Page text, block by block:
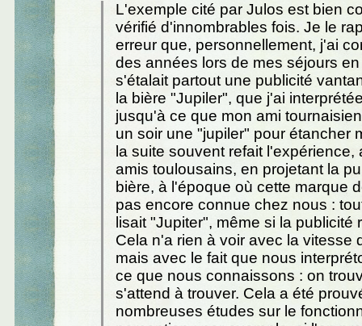
L'exemple cité par Julos est bien
vérifié d'innombrables fois. Je le
erreur que, personnellement, j'ai
des années lors de mes séjours
s'étalait partout une publicité
la bière "Jupiler", que j'ai
jusqu'à ce que mon ami
un soir une "jupiler" pour étancher
la suite souvent refait l'expérience,
amis toulousains, en projetant la
bière, à l'époque où cette marque
pas encore connue chez nous :
lisait "Jupiter", même si la publicité
Cela n'a rien à voir avec la vitesse
mais avec le fait que nous
ce que nous connaissons : on
s'attend à trouver. Cela a été
nombreuses études sur le